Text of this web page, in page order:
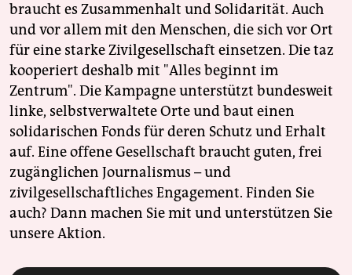
braucht es Zusammenhalt und Solidarität. Auch
und vor allem mit den Menschen, die sich vor Ort
für eine starke Zivilgesellschaft einsetzen. Die taz
kooperiert deshalb mit "Alles beginnt im
Zentrum". Die Kampagne unterstützt bundesweit
linke, selbstverwaltete Orte und baut einen
solidarischen Fonds für deren Schutz und Erhalt
auf. Eine offene Gesellschaft braucht guten, frei
zugänglichen Journalismus – und
zivilgesellschaftliches Engagement. Finden Sie
auch? Dann machen Sie mit und unterstützen Sie
unsere Aktion.